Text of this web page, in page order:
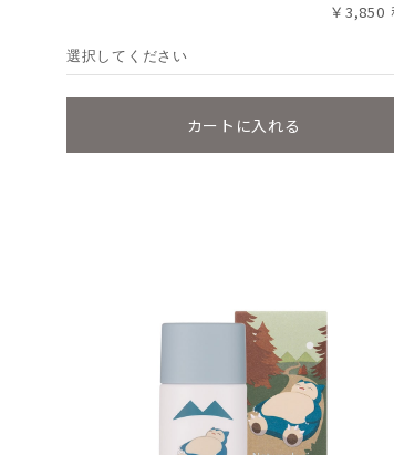
￥3,850
選択してください
カートに入れる